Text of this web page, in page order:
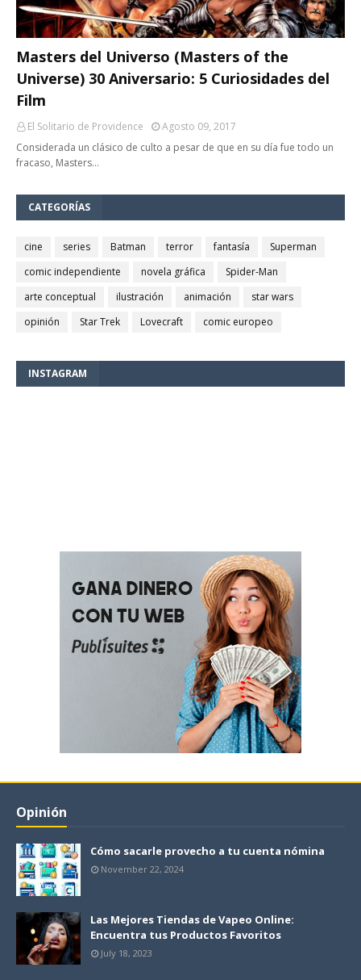
Masters del Universo (Masters of the
Universe) 30 Aniversario: 5 Curiosidades del
Film
El Solitario de Providence
Agosto 09, 2017
Considerada un clásico de culto a pesar de que en su día fue todo un
fracaso, Masters…
CATEGORÍAS
cine series Batman terror fantasía
Superman
comic independiente
novela gráfica
Spider-Man
arte conceptual
ilustración animación
star wars
opinión
Star Trek Lovecraft comic europeo
INSTAGRAM
Opinión
Cómo sacarle provecho a tu cuenta nómina
November 22, 2024
Las Mejores Tiendas de Vapeo Online:
Encuentra tus Productos Favoritos
July 18, 2023